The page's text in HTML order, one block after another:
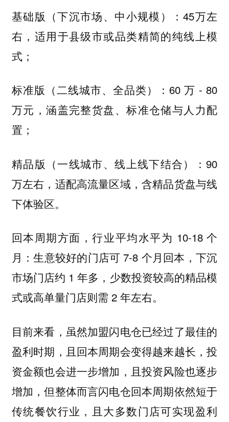
基础版（下沉市场、中小规模）：45万左
右，适用于县级市或品类精简的纯线上模
式；
标准版（二线城市、全品类）：60 万 - 80
万元，涵盖完整货盘、标准仓储与人力配
置；
精品版（一线城市、线上线下结合）：90
万左右，适配高流量区域，含精品货盘与线
下体验区。
回本周期方面，行业平均水平为 10-18 个
月：生意较好的门店可 7-8 个月回本，下沉
市场门店约 1 年多，少数投资较高的精品模
式或高单量门店则需 2 年左右。
目前来看，虽然加盟闪电仓已经过了最佳的
盈利时期，且回本周期会变得越来越长，投
资金额也会进一步增加，且投资风险也逐步
增加，但整体而言闪电仓回本周期依然短于
传统餐饮行业，且大多数门店可实现盈利